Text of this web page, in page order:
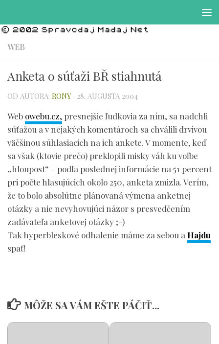
WEB
Anketa o súťaži BŘ stiahnutá
OD AUTORA: RONY · 28. AUGUSTA 2004
Web owebu.cz, presnejšie ľudkovia za ním, sa nadchli
súťažou a v nejakých komentároch sa chválili drvivou
väčšinou súhlasiacich na ich ankete. V momente, keď
sa však (ktovie prečo) preklopili misky váh ku voľbe
„hloupost“ – podľa poslednej informácie na 51 percent
pri počte hlasujúcich okolo 250, anketa zmizla. Verím,
že to bolo absolútne plánovaná výmena anketnej
otázky a nie nevyhovujúci názor s presvedčením
zadávateľa anketovej otázky ;-)
Tak hyperbleskové odhalenie máme za sebou a Hajdu
spať!
MÔŽE SA VÁM EŠTE PÁČIŤ...